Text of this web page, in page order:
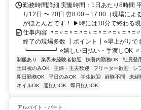
勤務時間詳細 実働時間：1日あたり8時間
り12日 〜 20日 ⏰8:00～17:00（現場によ
がほとんどです！ ▶時には10分で終わる現
仕事内容 〃=〃=〃=〃=〃=〃=〃=〃=
終了の現場多数 ┃ポイント┃⭐早上がりで
┗━━━━┛⭐嬉しい日払い・手渡しOK 〃=
制服あり 業界未経験者歓迎 扶養内勤務OK 社員登
土日祝のみOK
主婦・主夫歓迎 フリーター歓迎 シ
即日勤務OK
平日のみOK 学生歓迎 経験不問 未経
ネイルOK
週払いOK 即日払いOK
アルバイト・パート